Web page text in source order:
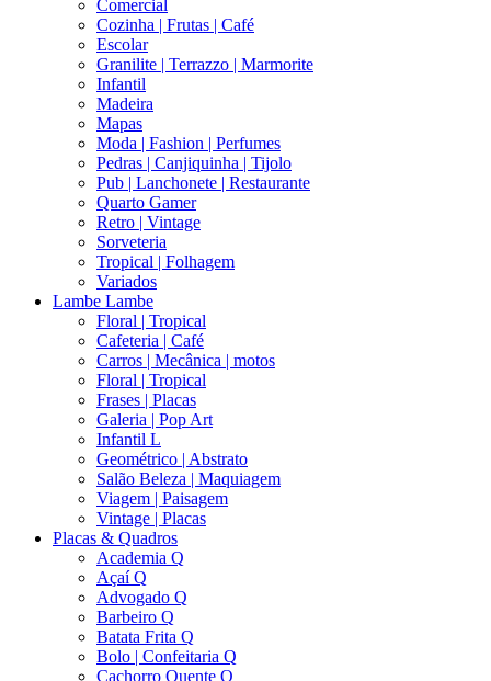
Comercial
Cozinha | Frutas | Café
Escolar
Granilite | Terrazzo | Marmorite
Infantil
Madeira
Mapas
Moda | Fashion | Perfumes
Pedras | Canjiquinha | Tijolo
Pub | Lanchonete | Restaurante
Quarto Gamer
Retro | Vintage
Sorveteria
Tropical | Folhagem
Variados
Lambe Lambe
Floral | Tropical
Cafeteria | Café
Carros | Mecânica | motos
Floral | Tropical
Frases | Placas
Galeria | Pop Art
Infantil L
Geométrico | Abstrato
Salão Beleza | Maquiagem
Viagem | Paisagem
Vintage | Placas
Placas & Quadros
Academia Q
Açaí Q
Advogado Q
Barbeiro Q
Batata Frita Q
Bolo | Confeitaria Q
Cachorro Quente Q